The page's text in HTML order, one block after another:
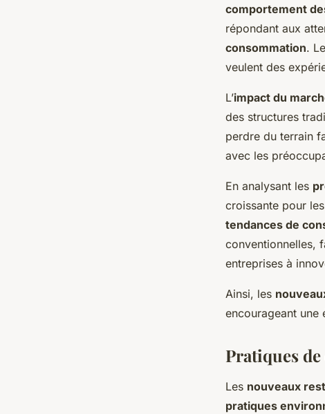
comportement
répondant aux
consommation.
veulent des
L’impact du
des structures
perdre du terrain
avec les
En analysant les
croissante pour
tendances de
conventionnelles,
entreprises à
Ainsi, les
encourageant une
Pratiques
Les nouveaux
pratiques